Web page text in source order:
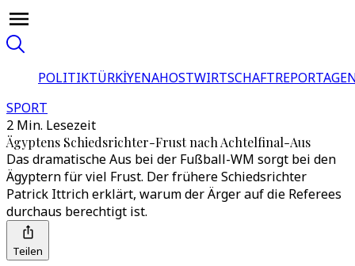
POLITIKTÜRKİYENAHOSTWIRTSCHAFT
SPORT
2 Min. Lesezeit
Ägyptens Schiedsrichter-Frust nach Achtelfinal-Aus
Das dramatische Aus bei der Fußball-WM sorgt bei den
Ägyptern für viel Frust. Der frühere Schiedsrichter
Patrick Ittrich erklärt, warum der Ärger auf die Referees
durchaus berechtigt ist.
Teilen